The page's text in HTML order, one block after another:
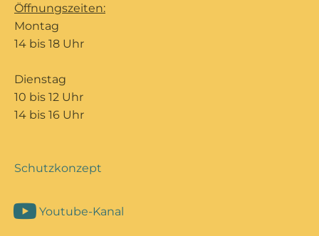
Öffnungszeiten:
Montag
14 bis 18 Uhr
Dienstag
10 bis 12 Uhr
14 bis 16 Uhr
Schutzkonzept
Youtube-Kanal